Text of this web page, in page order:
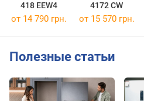
418 EEW4
4172 CW
от 14 790 грн. от 15 570 грн.
Полезные статьи